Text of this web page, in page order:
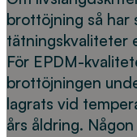
brottöjning så har
tätningskvaliteter
För EPDM-
brottöjningen
lagrats vid
års åldring.